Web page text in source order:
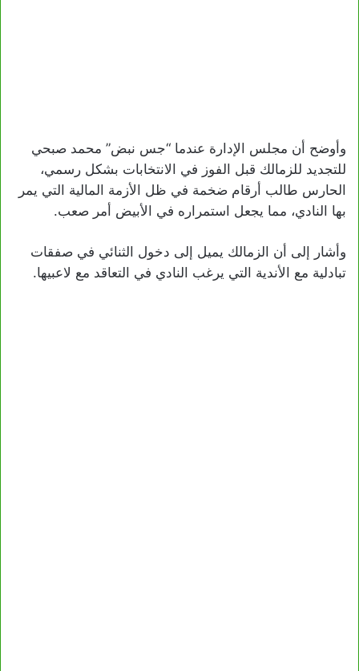
وأوضح أن مجلس الإدارة عندما “جس نبض” محمد صبحي
للتجديد للزمالك قبل الفوز في الانتخابات بشكل رسمي،
الحارس طالب أرقام ضخمة في ظل الأزمة المالية التي يمر
بها النادي، مما يجعل استمراره في الأبيض أمر صعب.
وأشار إلى أن الزمالك يميل إلى دخول الثنائي في صفقات
تبادلية مع الأندية التي يرغب النادي في التعاقد مع لاعبيها.